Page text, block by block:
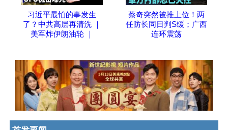
习近平最怕的事发生
了？中共高层再清洗 ｜
美军炸伊朗油轮 ｜
蔡奇突然被推上位！两
任防长同日判S缓；广西
连环震荡